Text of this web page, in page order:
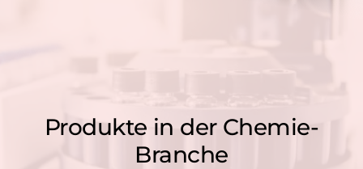
Produkte in der Chemie-
Branche